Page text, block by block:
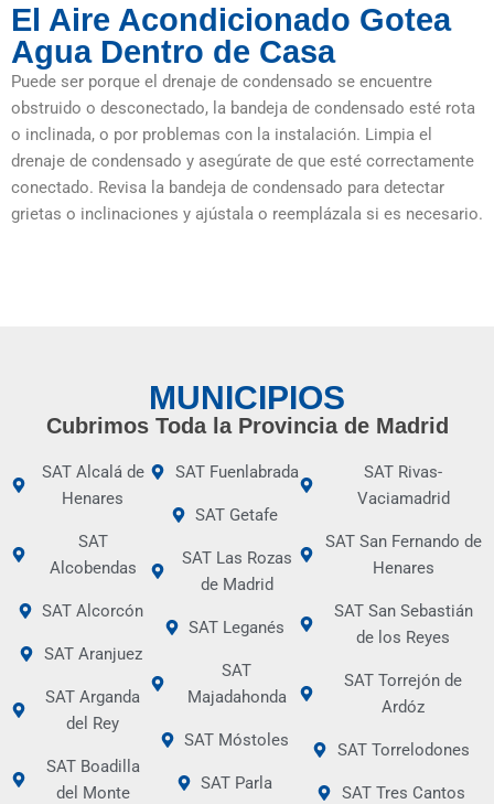
El Aire Acondicionado Gotea
Agua Dentro de Casa
Puede ser porque el drenaje de condensado se encuentre
obstruido o desconectado, la bandeja de condensado esté rota
o inclinada, o por problemas con la instalación. Limpia el
drenaje de condensado y asegúrate de que esté correctamente
conectado. Revisa la bandeja de condensado para detectar
grietas o inclinaciones y ajústala o reemplázala si es necesario.
MUNICIPIOS
Cubrimos Toda la Provincia de Madrid
SAT Alcalá de
Henares
SAT
Alcobendas
SAT Alcorcón
SAT Aranjuez
SAT Arganda
del Rey
SAT Boadilla
del Monte
SAT Fuenlabrada
SAT Getafe
SAT Las Rozas
de Madrid
SAT Leganés
SAT
Majadahonda
SAT Móstoles
SAT Parla
SAT Rivas-
Vaciamadrid
SAT San Fernando de
Henares
SAT San Sebastián
de los Reyes
SAT Torrejón de
Ardóz
SAT Torrelodones
SAT Tres Cantos